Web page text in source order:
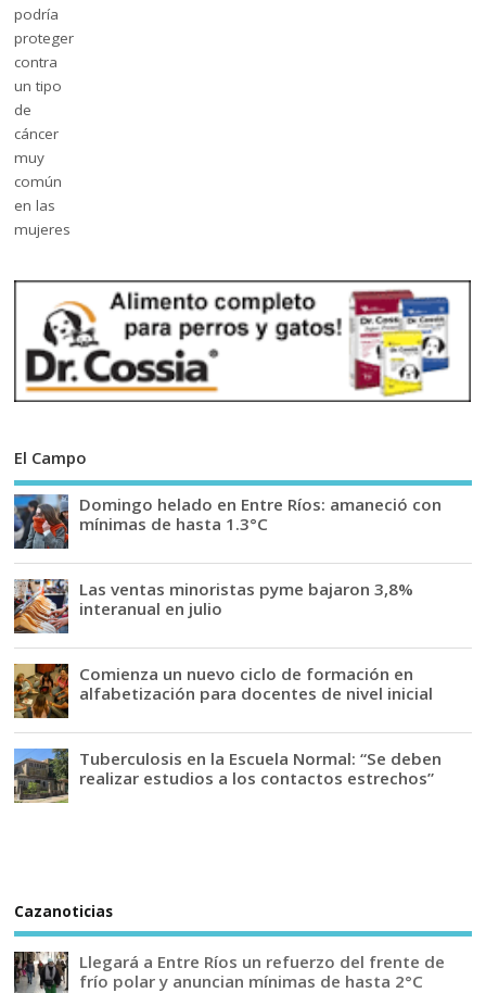
El Campo
Domingo helado en Entre Ríos: amaneció con
mínimas de hasta 1.3°C
Las ventas minoristas pyme bajaron 3,8%
interanual en julio
Comienza un nuevo ciclo de formación en
alfabetización para docentes de nivel inicial
Tuberculosis en la Escuela Normal: “Se deben
realizar estudios a los contactos estrechos”
Cazanoticias
Llegará a Entre Ríos un refuerzo del frente de
frío polar y anuncian mínimas de hasta 2°C